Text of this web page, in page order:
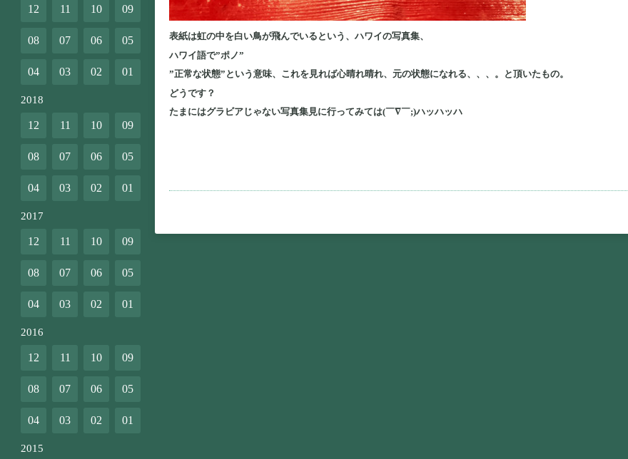
表紙は虹の中を白い鳥が飛んでいるという、ハワイの写真集、
ハワイ語で”ポノ”
”正常な状態”という意味、これを見れば心晴れ晴れ、元の状態になれる、、、。と頂いたもの。
どうです？
たまにはグラビアじゃない写真集見に行ってみては(￣∇￣;)ハッハッハ
12 11 10 09
08 07 06 05
04 03 02 01
2018
12 11 10 09
08 07 06 05
04 03 02 01
2017
12 11 10 09
08 07 06 05
04 03 02 01
2016
12 11 10 09
08 07 06 05
04 03 02 01
2015